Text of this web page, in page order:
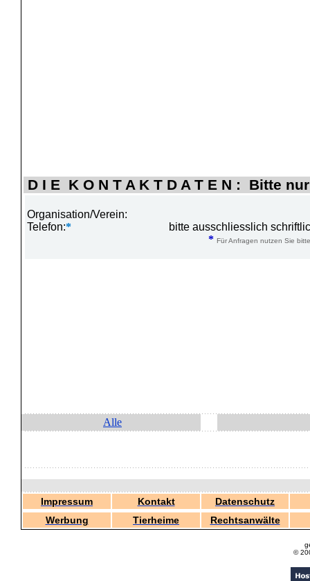
D I E K O N T A K T D A T E N : Bitte
Organisation/Verein:
Telefon:*
bitte ausschliesslich
* Für Anfragen nutzen Sie
Alle
Impressum Kontakt
Datenschutz
Werbung
Tierheime Rechtsanwälte
©